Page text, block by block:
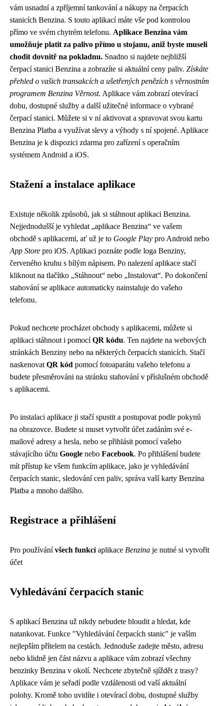
vám usnadní a zpříjemní tankování a nákupy na čerpacích
stanicích Benzina. S touto aplikací máte vše pod kontrolou
přímo ve svém chytrém telefonu. Aplikace Benzina vám
umožňuje platit za palivo přímo u stojanu, aniž byste museli
chodit dovnitř na pokladnu. Snadno si najdete nejbližší
čerpací stanici Benzina a zobrazíte si aktuální ceny paliv. Získáte
přehled o vašich transakcích a ušetřených penězích s věrnostním
programem Benzina Věrnost. Aplikace vám zobrazí otevírací
dobu, dostupné služby a další užitečné informace o vybrané
čerpací stanici. Můžete si v ní aktivovat a spravovat svou kartu
Benzina Platba a využívat slevy a výhody s ní spojené. Aplikace
Benzina je k dispozici zdarma pro zařízení s operačním
systémem Android a iOS.
Stažení a instalace aplikace
Existuje několik způsobů, jak si stáhnout aplikaci Benzina.
Nejjednodušší je vyhledat „aplikace Benzina“ ve vašem
obchodě s aplikacemi, ať už je to Google Play pro Android nebo
App Store pro iOS. Aplikaci poznáte podle loga Benziny,
červeného kruhu s bílým nápisem. Po nalezení aplikace stačí
kliknout na tlačítko „Stáhnout“ nebo „Instalovat“. Po dokončení
stahování se aplikace automaticky nainstaluje do vašeho
telefonu.
Pokud nechcete procházet obchody s aplikacemi, můžete si
aplikaci stáhnout i pomocíQR kódu. Ten najdete na webových
stránkách Benziny nebo na některých čerpacích stanicích. Stačí
naskenovat QR kód pomocí fotoaparátu vašeho telefonu a
budete přesměrováni na stránku stahování v příslušném obchodě
s aplikacemi.
Po instalaci aplikace ji stačí spustit a postupovat podle pokynů
na obrazovce. Budete si muset vytvořit účet zadáním své e-
mailové adresy a hesla, nebo se přihlásit pomocí vašeho
stávajícího účtu Google nebo Facebook. Po přihlášení budete
mít přístup ke všem funkcím aplikace, jako je vyhledávání
čerpacích stanic, sledování cen paliv, správa vaší karty Benzina
Platba a mnoho dalšího.
Registrace a přihlášení
Pro používánívšech funkcíaplikace Benzina je nutné si vytvořit
účet
Vyhledávání čerpacích stanic
S aplikací Benzina už nikdy nebudete bloudit a hledat, kde
natankovat. Funkce "Vyhledávání čerpacích stanic" je vaším
nejlepším přítelem na cestách. Jednoduše zadejte město, adresu
nebo klidně jen část názvu a aplikace vám zobrazí všechny
benzinky Benzina v okolí. Nechcete zbytečně sjíždět z trasy?
Aplikace vám je seřadí podle vzdálenosti od vaší aktuální
polohy. Kromě toho uvidíte i otevírací dobu, dostupné služby